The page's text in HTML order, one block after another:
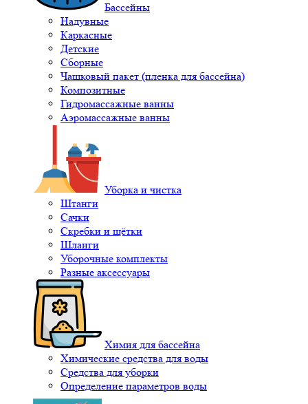
Бассейны
Надувные
Каркасные
Детские
Сборные
Чашковый пакет (пленка для бассейна)
Композитные
Гидромассажные ванны
Аэромассажные ванны
Уборка и чистка
Штанги
Сачки
Скребки и щётки
Шланги
Уборочные комплекты
Разные аксессуары
Химия для бассейна
Химические средства для воды
Средства для уборки
Определение параметров воды